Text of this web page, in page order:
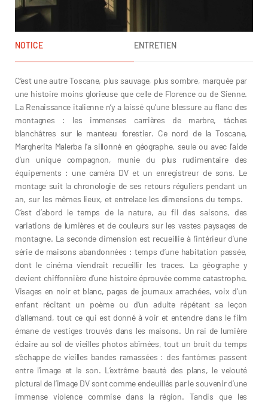
NOTICE ENTRETIEN
C’est une autre Toscane, plus sauvage, plus sombre, marquée par
une histoire moins glorieuse que celle de Florence ou de Sienne.
La Renaissance italienne n’y a laissé qu’une blessure au flanc des
montagnes : les immenses carrières de marbre, tâches
blanchâtres sur le manteau forestier. Ce nord de la Toscane,
Margherita Malerba l’a sillonné en géographe, seule ou avec l’aide
d’un unique compagnon, munie du plus rudimentaire des
équipements : une caméra DV et un enregistreur de sons. Le
montage suit la chronologie de ses retours réguliers pendant un
an, sur les mêmes lieux, et entrelace les dimensions du temps.
C’est d’abord le temps de la nature, au fil des saisons, des
variations de lumières et de couleurs sur les vastes paysages de
montagne. La seconde dimension est recueillie à l’intérieur d’une
série de maisons abandonnées : temps d’une habitation passée,
dont le cinéma viendrait recueillir les traces. La géographe y
devient chiffonnière d’une histoire éprouvée comme catastrophe.
Visages en noir et blanc, pages de journaux arrachées, voix d’un
enfant récitant un poème ou d’un adulte répétant sa leçon
d’allemand, tout ce qui est donné à voir et entendre dans le film
émane de vestiges trouvés dans les maisons. Un rai de lumière
éclaire au sol de vieilles photos abîmées, tout un bruit du temps
s’échappe de vieilles bandes ramassées : des fantômes passent
entre l’image et le son. L’extrême beauté des plans, le velouté
pictural de l’image DV sont comme endeuillés par le souvenir d’une
immense violence commise dans la région. Tandis que les